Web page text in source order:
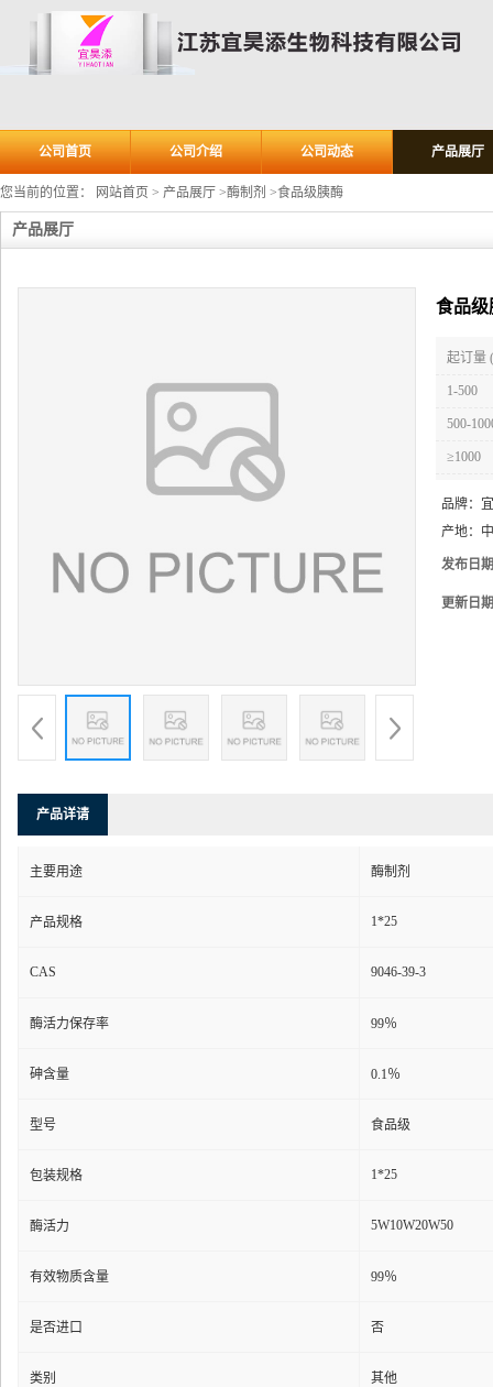
公司首页 公司介绍 公司动态 产品展厅
您当前的位置： 网站首页 > 产品展厅 >酶制剂 >食品级胰酶
产品展厅
食品级
起订量
1-500
500-
≥1000
品牌：
产地：
发布日
更新日
产品详请
主要用途 酶制剂
产品规格 1*25
CAS 9046-39-3
酶活力保存率 99％
砷含量 0.1％
型号 食品级
包装规格 1*25
酶活力 5W10W20W50
有效物质含量 99％
是否进口 否
类别 其他